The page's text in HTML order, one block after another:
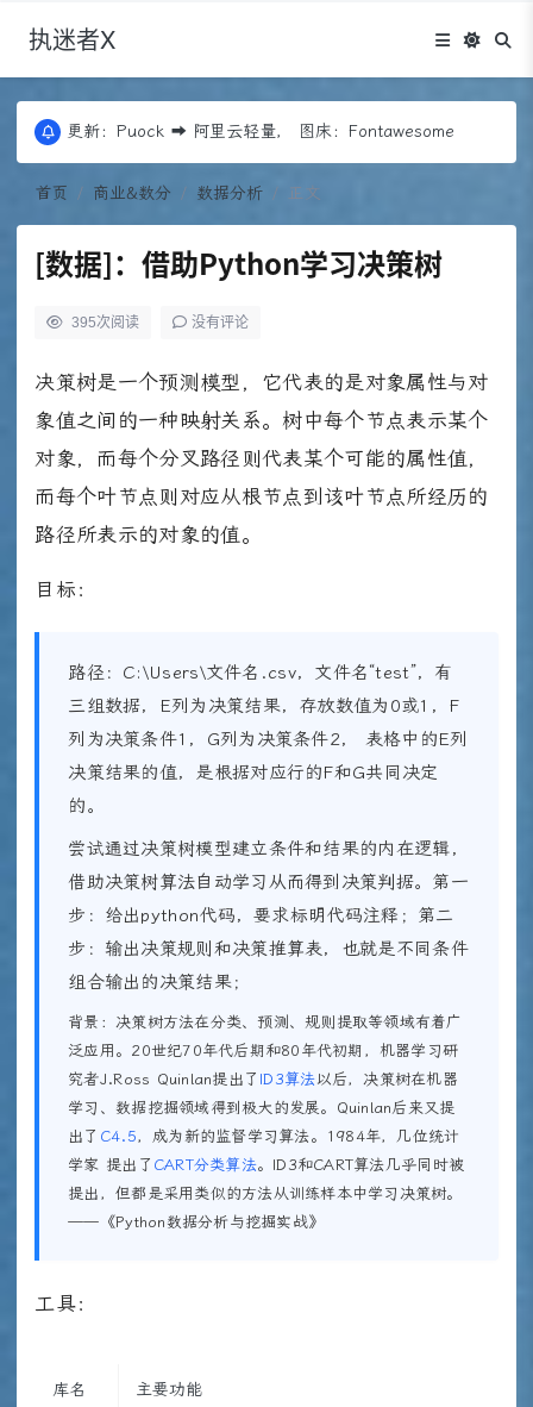
执迷者X
更新：Puock ➡ 阿里云轻量， 图床：Fontawesome
近期优化：Edgeone+COS存储+回源，Codex
更新：Puock ➡ 阿里云轻量， 图床：Fontawesome
首页
商业&数分 数据分析 正文
[数据]：借助Python学习决策树
395次阅读 没有评论
决策树是一个预测模型，它代表的是对象属性与对
象值之间的一种映射关系。树中每个节点表示某个
对象，而每个分叉路径则代表某个可能的属性值，
而每个叶节点则对应从根节点到该叶节点所经历的
路径所表示的对象的值。
目标：
路径：C:\Users\文件名.csv，文件名“test”，有
三组数据，E列为决策结果，存放数值为0或1，F
列为决策条件1，G列为决策条件2， 表格中的E列
决策结果的值，是根据对应行的F和G共同决定
的。
尝试通过决策树模型建立条件和结果的内在逻辑，
借助决策树算法自动学习从而得到决策判据。第一
步：给出python代码，要求标明代码注释；第二
步：输出决策规则和决策推算表，也就是不同条件
组合输出的决策结果；
背景：决策树方法在分类、预测、规则提取等领域有着广
泛应用。20世纪70年代后期和80年代初期，机器学习研
究者J.Ross Quinlan提出了 ID3算法以后，决策树在机器
学习、数据挖掘领域得到极大的发展。Quinlan后来又提
出了 C4.5，成为新的监督学习算法。1984年，几位统计
学家 提出了 CART分类算法。ID3和CART算法几乎同时被
提出，但都是采用类似的方法从训练样本中学习决策树。
——《Python数据分析与挖掘实战》
工具：
库名 主要功能